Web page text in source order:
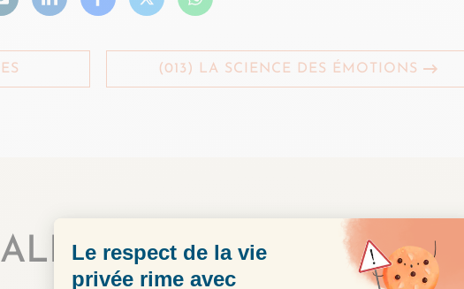
(013) LA SCIENCE DES ÉMOTIONS
PLUS LOIN ?